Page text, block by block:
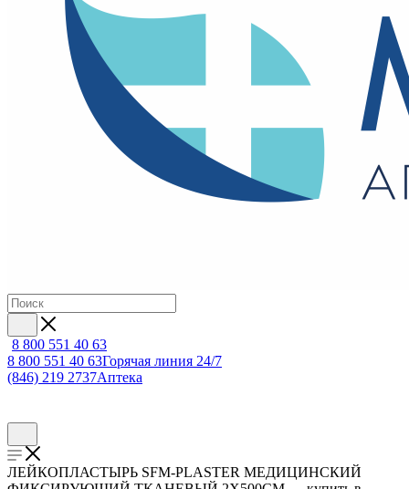
8 800 551 40 63
8 800 551 40 63Горячая линия 24/7
(846) 219 2737Аптека
ЛЕЙКОПЛАСТЫРЬ SFM-PLASTER МЕДИЦИНСКИЙ